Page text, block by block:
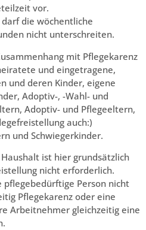
vor.
die wöchentliche
nicht unterschreiten.
mit Pflegekarenz
und eingetragene,
und deren Kinder, eigene
Adoptiv-, -Wahl- und
Adoptiv- und Pflegeeltern,
auch:)
und Schwiegerkinder.
ist hier grundsätzlich
nicht erforderlich.
pflegebedürftige Person nicht
Pflegekarenz oder eine
Arbeitnehmer gleichzeitig eine